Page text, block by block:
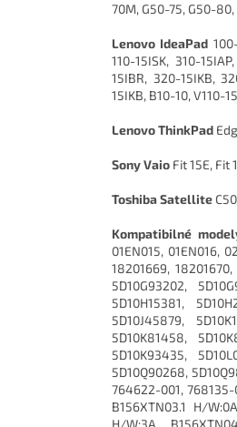
70M, G50-75, G50-
Lenovo IdeaPad
110-15ISK, 310-
15IBR, 320-15IKB,
15IKB, B10-10, V110-
Lenovo ThinkPad
Sony Vaio Fit 15E, Fit
Toshiba Satellite
Kompatibilné
01EN015, 01EN016,
18201669, 18201670,
5D10G93202,
5D10H15381,
5D10J45879,
5D10K81458,
5D10K93435,
5D10Q90268,
764622-001,
B156XTN03.1 H/